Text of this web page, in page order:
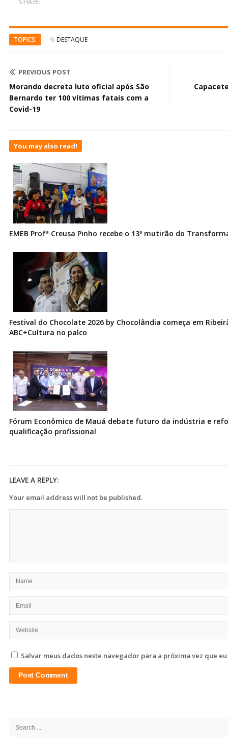
TOPICS: DESTAQUE
PREVIOUS POST
Morando decreta luto oficial após São
Bernardo ter 100 vítimas fatais com a
Covid-19
You may also read!
EMEB Profª Creusa Pinho recebe o 13º mutirão do
Festival do Chocolate 2026 by Chocolândia começa em
ABC+Cultura no palco
Fórum Econômico de Mauá debate futuro da indústria e
qualificação profissional
LEAVE A REPLY:
Your email address will not be published.
Salvar meus dados neste navegador para a próxima vez que
Search